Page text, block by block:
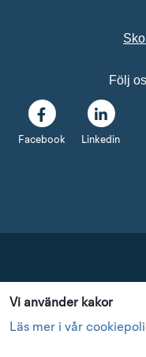
Vi använder kakor
Läs mer i vår
Följ
Facebook Linkedin